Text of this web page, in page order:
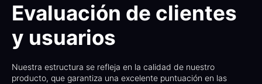
Evaluación de clientes
y usuarios
Nuestra estructura se refleja en la calidad de nuestro
producto, que garantiza una excelente puntuación en las